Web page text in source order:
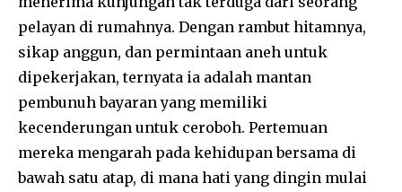
pelayan di rumahnya. Dengan rambut hitamnya,
sikap anggun, dan permintaan aneh untuk
dipekerjakan, ternyata ia adalah mantan
pembunuh bayaran yang memiliki
kecenderungan untuk ceroboh. Pertemuan
mereka mengarah pada kehidupan bersama di
bawah satu atap, di mana hati yang dingin mulai